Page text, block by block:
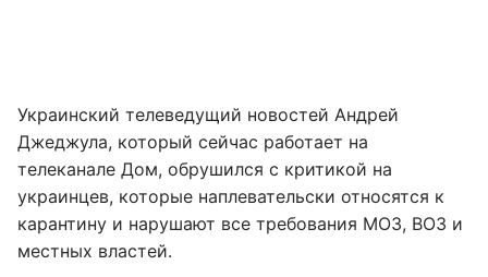
Украинский телеведущий новостей Андрей
Джеджула, который сейчас работает на
телеканале Дом, обрушился с критикой на
украинцев, которые наплевательски относятся к
карантину и нарушают все требования МОЗ, ВОЗ и
местных властей.